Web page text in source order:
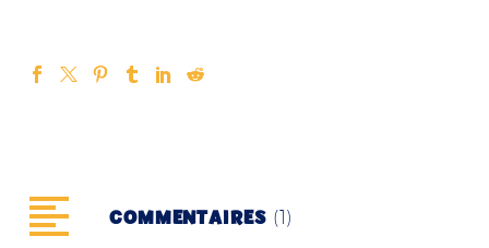
COMMENTAIRES (1)